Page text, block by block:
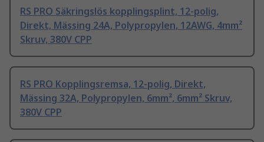
RS PRO Säkringslös kopplingsplint, 12-polig,
Direkt, Mässing 24A, Polypropylen, 12AWG, 4mm²
Skruv, 380V CPP
RS PRO Kopplingsremsa, 12-polig, Direkt,
Mässing 32A, Polypropylen, 6mm², 6mm² Skruv,
380V CPP